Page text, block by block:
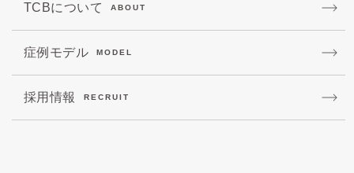
TCBについて ABOUT
症例モデル MODEL
採用情報 RECRUIT